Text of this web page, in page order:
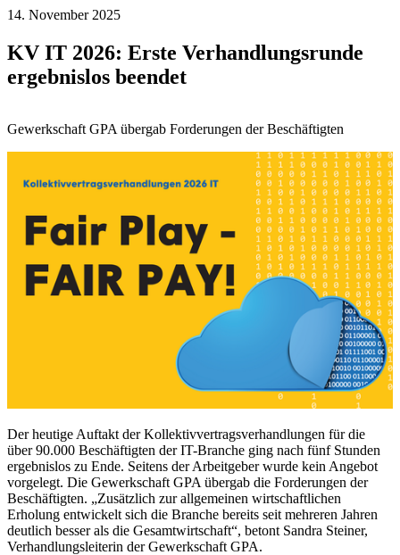
14. November 2025
KV IT 2026: Erste Verhandlungsrunde
ergebnislos beendet
Gewerkschaft GPA übergab Forderungen der Beschäftigten
Der heutige Auftakt der Kollektivvertragsverhandlungen für die
über 90.000 Beschäftigten der IT-Branche ging nach fünf Stunden
ergebnislos zu Ende. Seitens der Arbeitgeber wurde kein Angebot
vorgelegt. Die Gewerkschaft GPA übergab die Forderungen der
Beschäftigten. „Zusätzlich zur allgemeinen wirtschaftlichen
Erholung entwickelt sich die Branche bereits seit mehreren Jahren
deutlich besser als die Gesamtwirtschaft“, betont Sandra Steiner,
Verhandlungsleiterin der Gewerkschaft GPA.